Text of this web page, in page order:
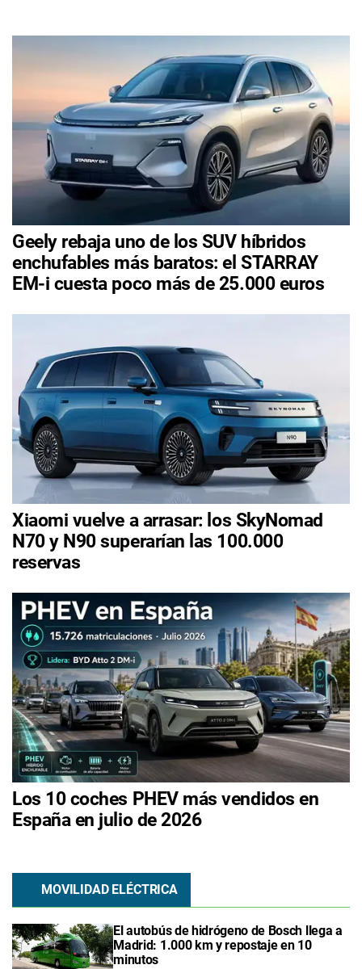
Geely rebaja uno de los SUV híbridos
enchufables más baratos: el STARRAY
EM-i cuesta poco más de 25.000 euros
Xiaomi vuelve a arrasar: los SkyNomad
N70 y N90 superarían las 100.000
reservas
Los 10 coches PHEV más vendidos en
España en julio de 2026
MOVILIDAD ELÉCTRICA
El autobús de hidrógeno de Bosch llega a
Madrid: 1.000 km y repostaje en 10
minutos